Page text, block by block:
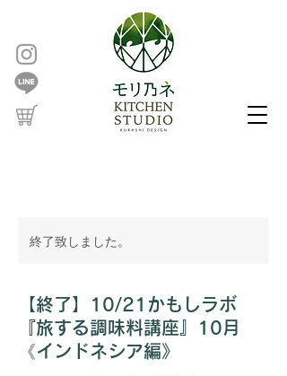
終了致しました。
【終了】10/21かもしラボ
『旅する調味料講座』10月
《インドネシア編》